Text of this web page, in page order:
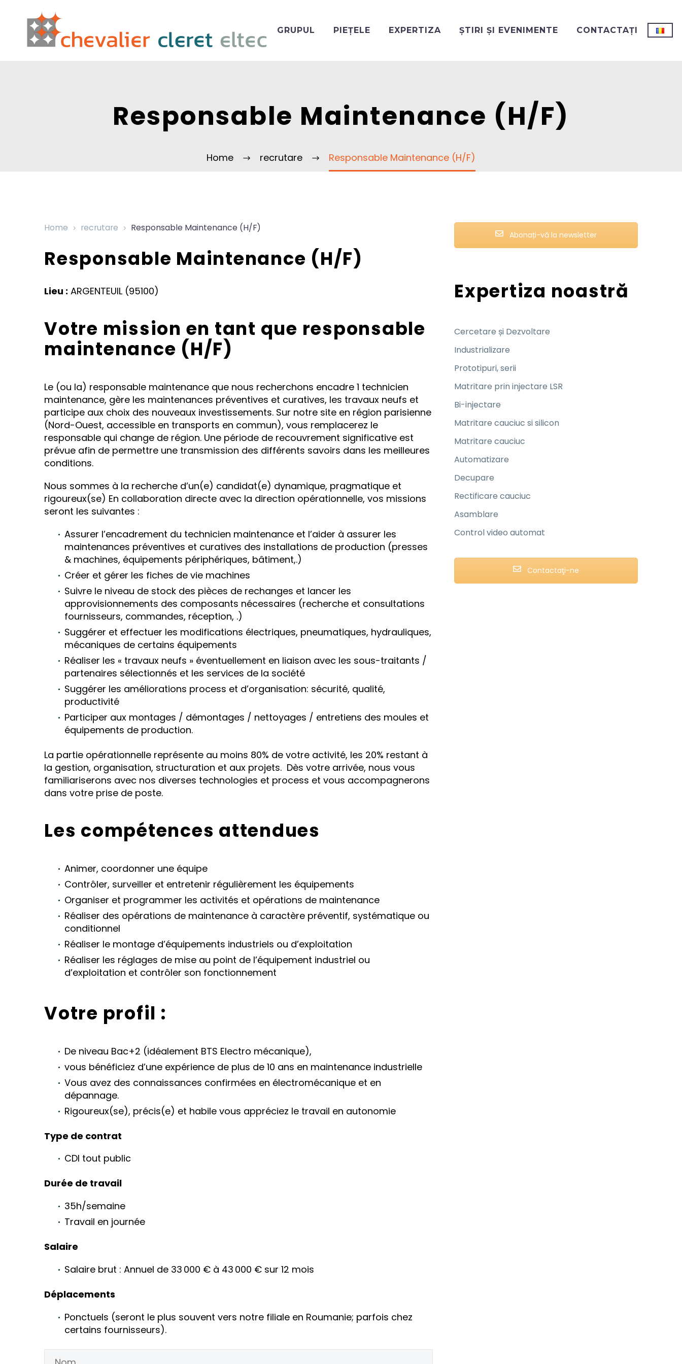
GRUPUL PIEȚELE EXPERTIZA ȘTIRI ȘI EVENIMENTE CONTACTAȚI
Responsable Maintenance (H/F)
Home recrutare Responsable Maintenance (H/F)
Home recrutare Responsable Maintenance (H/F)
Responsable Maintenance (H/F)
Lieu : ARGENTEUIL (95100)
Votre mission en tant que responsable
maintenance (H/F)
Le (ou la) responsable maintenance que nous recherchons encadre 1 technicien
maintenance, gère les maintenances préventives et curatives, les travaux neufs et
participe aux choix des nouveaux investissements. Sur notre site en région parisienne
(Nord-Ouest, accessible en transports en commun), vous remplacerez le
responsable qui change de région. Une période de recouvrement significative est
prévue afin de permettre une transmission des différents savoirs dans les meilleures
conditions.
Nous sommes à la recherche d’un(e) candidat(e) dynamique, pragmatique et
rigoureux(se) En collaboration directe avec la direction opérationnelle, vos missions
seront les suivantes :
Assurer l’encadrement du technicien maintenance et l’aider à assurer les
maintenances préventives et curatives des installations de production (presses
& machines, équipements périphériques, bâtiment,.)
Créer et gérer les fiches de vie machines
Suivre le niveau de stock des pièces de rechanges et lancer les
approvisionnements des composants nécessaires (recherche et consultations
fournisseurs, commandes, réception, .)
Suggérer et effectuer les modifications électriques, pneumatiques, hydrauliques,
mécaniques de certains équipements
Réaliser les « travaux neufs » éventuellement en liaison avec les sous-traitants /
partenaires sélectionnés et les services de la société
Suggérer les améliorations process et d’organisation: sécurité, qualité,
productivité
Participer aux montages / démontages / nettoyages / entretiens des moules et
équipements de production.
La partie opérationnelle représente au moins 80% de votre activité, les 20% restant à
la gestion, organisation, structuration et aux projets. Dès votre arrivée, nous vous
familiariserons avec nos diverses technologies et process et vous accompagnerons
dans votre prise de poste.
Les compétences attendues
Animer, coordonner une équipe
Contrôler, surveiller et entretenir régulièrement les équipements
Organiser et programmer les activités et opérations de maintenance
Réaliser des opérations de maintenance à caractère préventif, systématique ou
conditionnel
Réaliser le montage d’équipements industriels ou d’exploitation
Réaliser les réglages de mise au point de l’équipement industriel ou
d’exploitation et contrôler son fonctionnement
Votre profil :
De niveau Bac+2 (idéalement BTS Electro mécanique),
vous bénéficiez d’une expérience de plus de 10 ans en maintenance industrielle
Vous avez des connaissances confirmées en électromécanique et en
dépannage.
Rigoureux(se), précis(e) et habile vous appréciez le travail en autonomie
Type de contrat
CDI tout public
Durée de travail
35h/semaine
Travail en journée
Salaire
Salaire brut : Annuel de 33 000 € à 43 000 € sur 12 mois
Déplacements
Ponctuels (seront le plus souvent vers notre filiale en Roumanie; parfois chez
certains fournisseurs).
Abonați-vă la newsletter
Expertiza noastră
Cercetare și Dezvoltare
Industrializare
Prototipuri, serii
Matritare prin injectare LSR
Bi-injectare
Matritare cauciuc si silicon
Matritare cauciuc
Automatizare
Decupare
Rectificare cauciuc
Asamblare
Control video automat
Contactaţi-ne